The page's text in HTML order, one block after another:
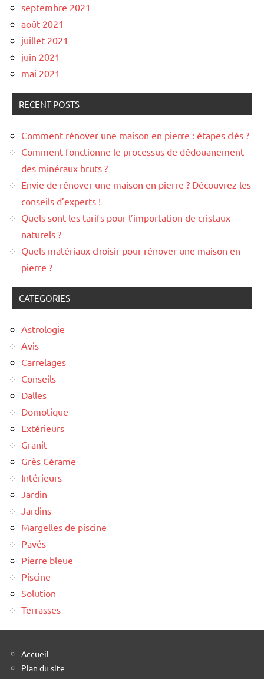
septembre 2021
août 2021
juillet 2021
juin 2021
mai 2021
RECENT POSTS
Comment rénover une maison en pierre : étapes clés ?
Comment fonctionne le processus de dédouanement
des minéraux bruts ?
Envie de rénover une maison en pierre ? Découvrez les
conseils d’experts !
Quels sont les tarifs pour l’importation de cristaux
naturels ?
Quels matériaux choisir pour rénover une maison en
pierre ?
CATEGORIES
Astrologie
Avis
Carrelages
Conseils
Dalles
Domotique
Extérieurs
Granit
Grès Cérame
Intérieurs
Jardin
Jardins
Margelles de piscine
Pavés
Pierre bleue
Piscine
Solution
Terrasses
Accueil
Plan du site